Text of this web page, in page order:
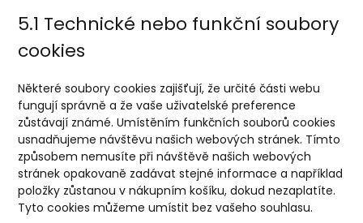
5.1 Technické nebo funkční soubory
cookies
Některé soubory cookies zajišťují, že určité části webu
fungují správně a že vaše uživatelské preference
zůstávají známé. Umístěním funkčních souborů cookies
usnadňujeme návštěvu našich webových stránek. Tímto
způsobem nemusíte při návštěvě našich webových
stránek opakovaně zadávat stejné informace a například
položky zůstanou v nákupním košíku, dokud nezaplatíte.
Tyto cookies můžeme umístit bez vašeho souhlasu.